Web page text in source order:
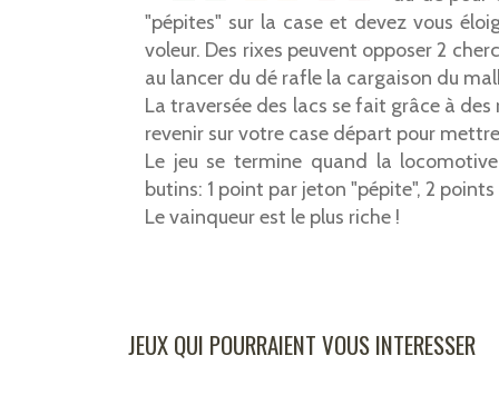
"pépites" sur la case et devez vous
voleur. Des rixes peuvent opposer 2
au lancer du dé rafle la cargaison du
La traversée des lacs se fait grâce à
revenir sur votre case départ pour
Le jeu se termine quand la
butins: 1 point par jeton "pépite", 2
Le vainqueur est le plus riche !
JEUX QUI POURRAIENT VOUS INTERESSER